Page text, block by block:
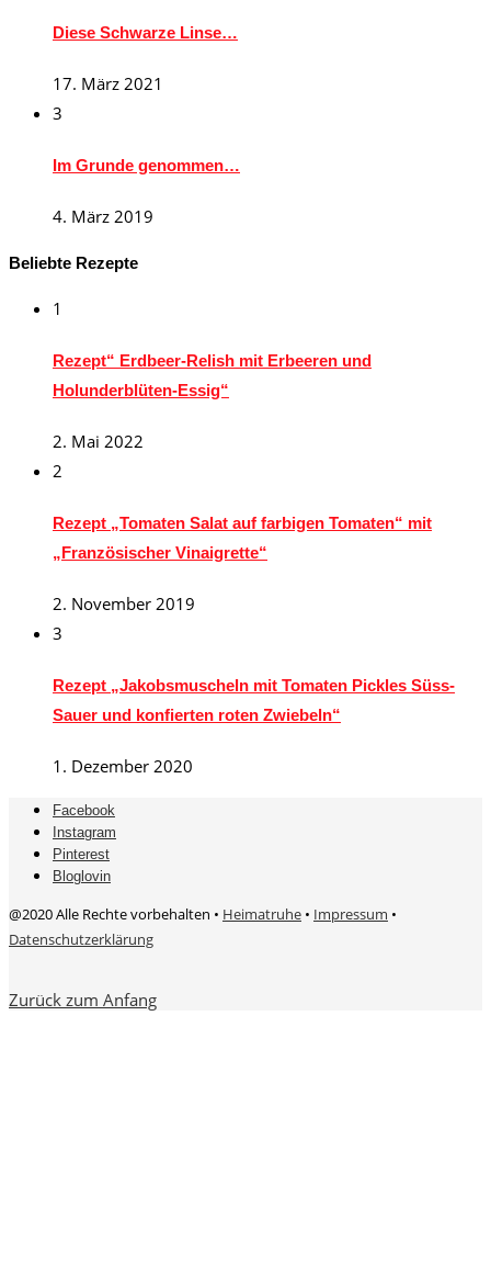
Diese Schwarze Linse…
17. März 2021
3
Im Grunde genommen…
4. März 2019
Beliebte Rezepte
1
Rezept“ Erdbeer-Relish mit Erbeeren und
Holunderblüten-Essig“
2. Mai 2022
2
Rezept „Tomaten Salat auf farbigen Tomaten“ mit
„Französischer Vinaigrette“
2. November 2019
3
Rezept „Jakobsmuscheln mit Tomaten Pickles Süss-
Sauer und konfierten roten Zwiebeln“
1. Dezember 2020
Facebook
Instagram
Pinterest
Bloglovin
@2020 Alle Rechte vorbehalten • Heimatruhe • Impressum •
Datenschutzerklärung
Zurück zum Anfang